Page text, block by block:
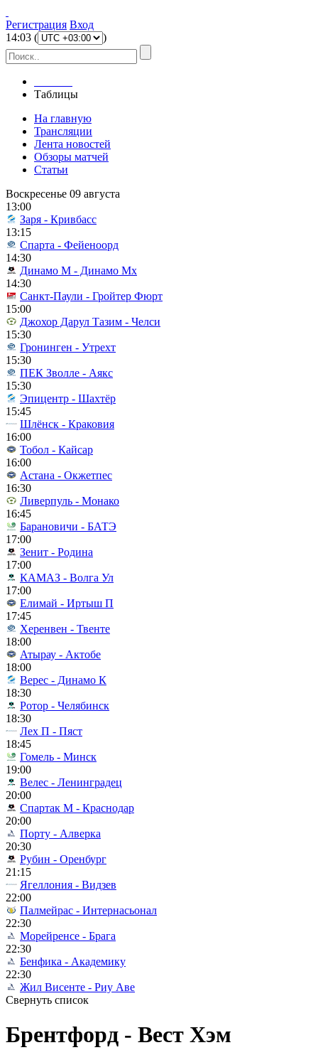
Регистрация Вход
14:03 ( )
Таблицы
На главную
Трансляции
Лента новостей
Обзоры матчей
Статьи
Воскресенье 09 августа
13:00
Заря - Кривбасс
13:15
Спарта - Фейеноорд
14:30
Динамо М - Динамо Мх
14:30
Санкт-Паули - Гройтер Фюрт
15:00
Джохор Дарул Тазим - Челси
15:30
Гронинген - Утрехт
15:30
ПЕК Зволле - Аякс
15:30
Эпицентр - Шахтёр
15:45
Шлёнск - Краковия
16:00
Тобол - Кайсар
16:00
Астана - Окжетпес
16:30
Ливерпуль - Монако
16:45
Барановичи - БАТЭ
17:00
Зенит - Родина
17:00
КАМАЗ - Волга Ул
17:00
Елимай - Иртыш П
17:45
Херенвен - Твенте
18:00
Атырау - Актобе
18:00
Верес - Динамо К
18:30
Ротор - Челябинск
18:30
Лех П - Пяст
18:45
Гомель - Минск
19:00
Велес - Ленинградец
20:00
Спартак М - Краснодар
20:00
Порту - Алверка
20:30
Рубин - Оренбург
21:15
Ягеллония - Видзев
22:00
Палмейрас - Интернасьонал
22:30
Морейренсе - Брага
22:30
Бенфика - Академику
22:30
Жил Висенте - Риу Аве
Свернуть список
Брентфорд - Вест Хэм